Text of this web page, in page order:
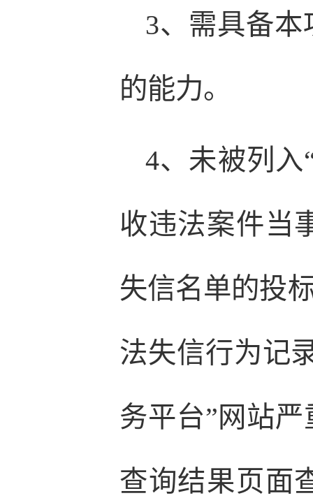
3、需具备
的能力。
4、未被列入
收违法案件当
失信名单的投
法失信行为记
务平台”网站
查询结果页面